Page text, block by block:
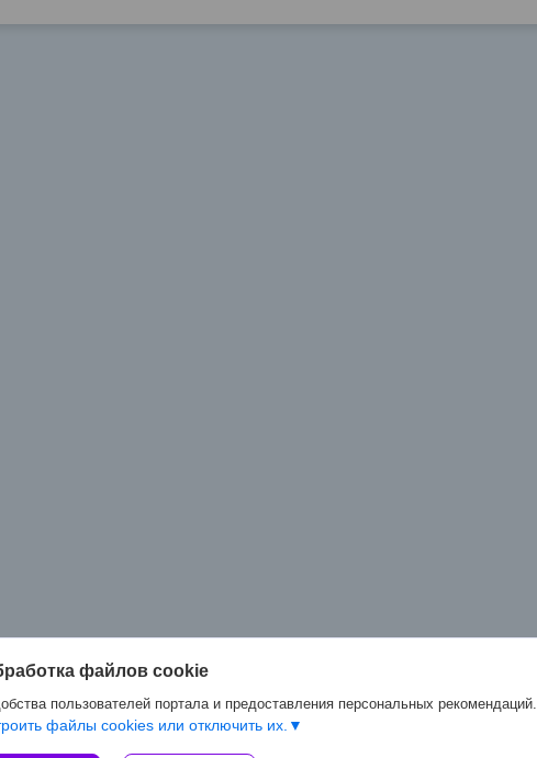
файлов cookie
пользователей портала и предоставления персональных рекомендаций.
файлы cookies или отключить их.